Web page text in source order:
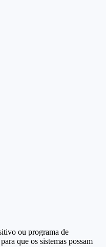
ou programa de
que os sistemas possam